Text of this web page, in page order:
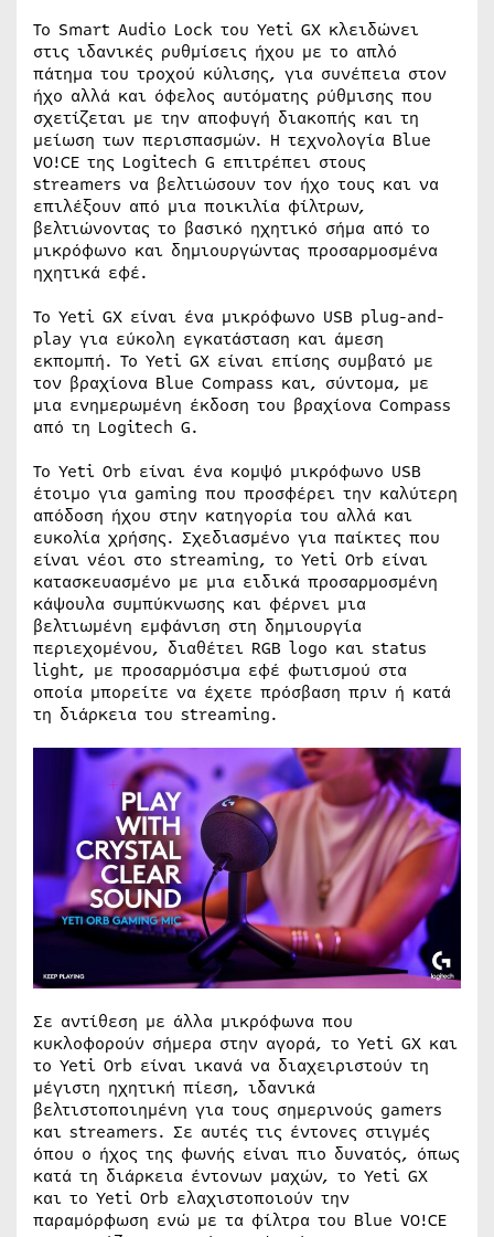
Το Smart Audio Lock του Yeti GX κλειδώνει
στις ιδανικές ρυθμίσεις ήχου με το απλό
πάτημα του τροχού κύλισης, για συνέπεια στον
ήχο αλλά και όφελος αυτόματης ρύθμισης που
σχετίζεται με την αποφυγή διακοπής και τη
μείωση των περισπασμών. H τεχνολογία Blue
VO!CE της Logitech G επιτρέπει στους
streamers να βελτιώσουν τον ήχο τους και να
επιλέξουν από μια ποικιλία φίλτρων,
βελτιώνοντας το βασικό ηχητικό σήμα από το
μικρόφωνο και δημιουργώντας προσαρμοσμένα
ηχητικά εφέ.
Το Yeti GX είναι ένα μικρόφωνο USB plug-and-
play για εύκολη εγκατάσταση και άμεση
εκπομπή. Το Yeti GX είναι επίσης συμβατό με
τον βραχίονα Blue Compass και, σύντομα, με
μια ενημερωμένη έκδοση του βραχίονα Compass
από τη Logitech G.
Το Yeti Orb είναι ένα κομψό μικρόφωνο USB
έτοιμο για gaming που προσφέρει την καλύτερη
απόδοση ήχου στην κατηγορία του αλλά και
ευκολία χρήσης. Σχεδιασμένο για παίκτες που
είναι νέοι στο streaming, το Yeti Orb είναι
κατασκευασμένο με μια ειδικά προσαρμοσμένη
κάψουλα συμπύκνωσης και φέρνει μια
βελτιωμένη εμφάνιση στη δημιουργία
περιεχομένου, διαθέτει RGB logo και status
light, με προσαρμόσιμα εφέ φωτισμού στα
οποία μπορείτε να έχετε πρόσβαση πριν ή κατά
τη διάρκεια του streaming.
Σε αντίθεση με άλλα μικρόφωνα που
κυκλοφορούν σήμερα στην αγορά, το Yeti GX και
το Yeti Orb είναι ικανά να διαχειριστούν τη
μέγιστη ηχητική πίεση, ιδανικά
βελτιστοποιημένη για τους σημερινούς gamers
και streamers. Σε αυτές τις έντονες στιγμές
όπου ο ήχος της φωνής είναι πιο δυνατός, όπως
κατά τη διάρκεια έντονων μαχών, το Yeti GX
και το Yeti Orb ελαχιστοποιούν την
παραμόρφωση ενώ με τα φίλτρα του Blue VO!CE